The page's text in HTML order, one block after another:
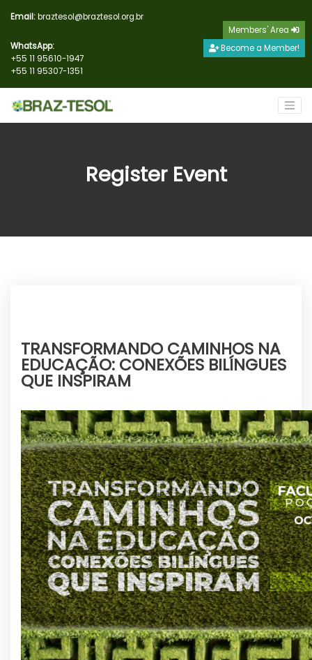
Email:braztesol@braztesol.org.br
WhatsApp:
+55 11 95610-1947
+55 11 95307-1351
Members' Area
Become a Member!
Register Event
TRANSFORMANDO CAMINHOS NA
EDUCAÇÃO: CONEXÕES BILÍNGUES
QUE INSPIRAM